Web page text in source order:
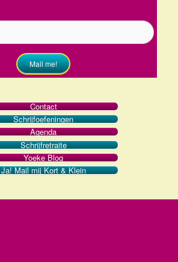
Mail me!
Contact
Schrijfoefeningen
Agenda
Schrijfretraite
Yoeke Blog
Ja! Mail mij Kort & Klein